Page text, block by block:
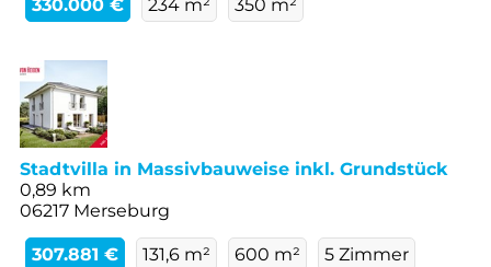
330.000 € 234 m² 350 m²
Stadtvilla in Massivbauweise inkl. Grundstück
0,89 km
06217 Merseburg
307.881 € 131,6 m² 600 m² 5 Zimmer